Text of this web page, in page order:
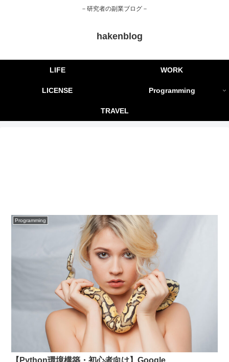
－研究者の副業ブログ－
hakenblog
LIFE WORK
LICENSE Programming
TRAVEL
Programming